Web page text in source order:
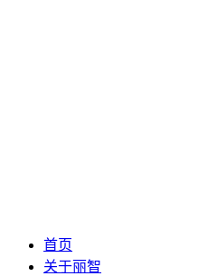
首页
关于丽智